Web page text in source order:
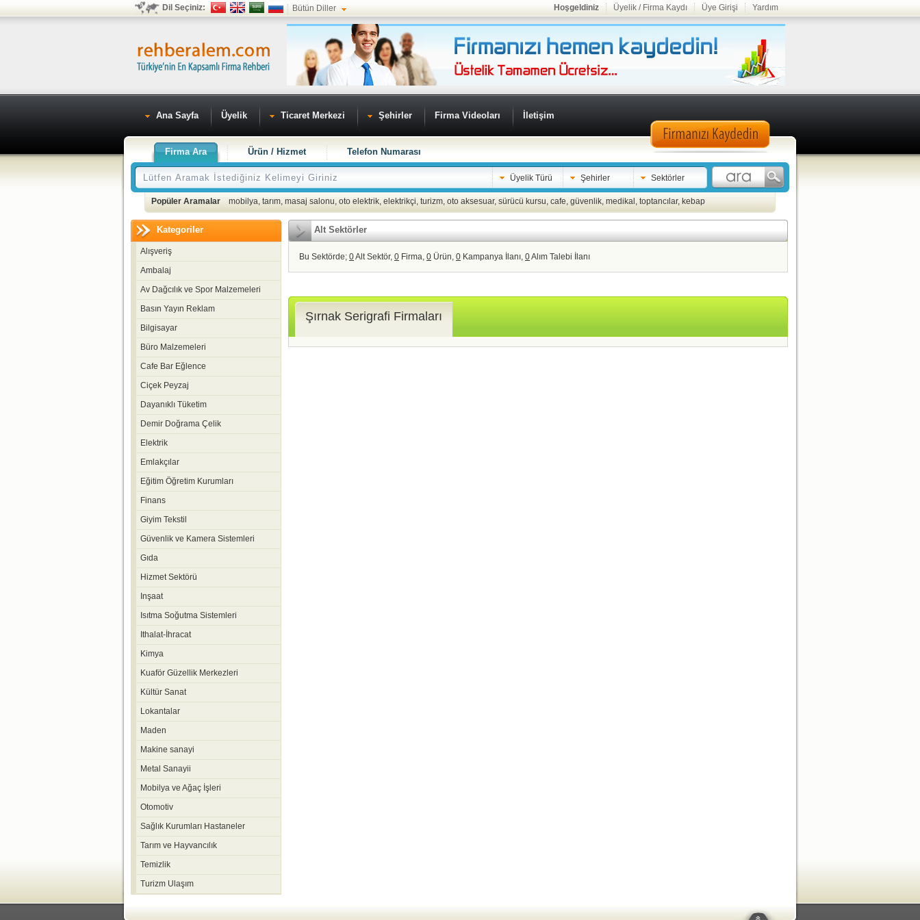
Dil Seçiniz: Bütün Diller Hoşgeldiniz Üyelik / Firma Kaydı Üye Girişi Yardım
Ana Sayfa Üyelik Ticaret Merkezi Şehirler Firma Videoları İletişim
Firma Ara Ürün / Hizmet Telefon Numarası
Üyelik Türü Şehirler Sektörler
Popüler Aramalar mobilya, tarım, masaj salonu, oto elektrik, elektrikçi, turizm, oto aksesuar, sürücü kursu, cafe, güvenlik, medikal , toptancılar, kebap
Kategoriler
Alışveriş
Ambalaj
Av Dağcılık ve Spor Malzemeleri
Basın Yayın Reklam
Bilgisayar
Büro Malzemeleri
Cafe Bar Eğlence
Ciçek Peyzaj
Dayanıklı Tüketim
Demir Doğrama Çelik
Elektrik
Emlakçılar
Eğitim Öğretim Kurumları
Finans
Giyim Tekstil
Güvenlik ve Kamera Sistemleri
Gıda
Hizmet Sektörü
Inşaat
Isıtma Soğutma Sistemleri
Ithalat-İhracat
Kimya
Kuaför Güzellik Merkezleri
Kültür Sanat
Lokantalar
Maden
Makine sanayi
Metal Sanayii
Mobilya ve Ağaç İşleri
Otomotiv
Sağlık Kurumları Hastaneler
Tarım ve Hayvancılık
Temizlik
Turizm Ulaşım
Alt Sektörler
Bu Sektörde; 0Alt Sektör, 0 Firma, 0 Ürün, 0 Kampanya İlanı, 0Alım Talebi İlanı
Şırnak Serigrafi Firmaları